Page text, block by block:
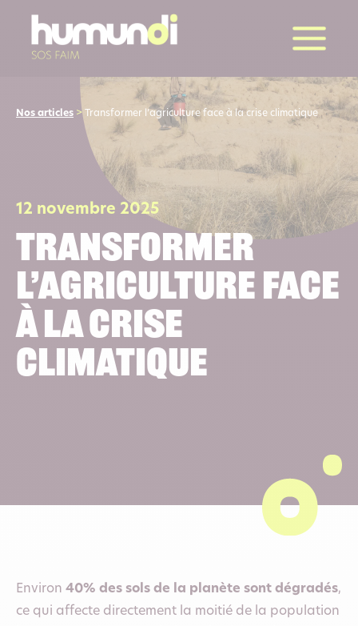
Nos articles > Transformer l’agriculture face à la crise climatique
12 novembre 2025
Transformer
l’agriculture face
à la crise
climatique
Environ 40% des sols de la planète sont dégradés,
ce qui affecte directement la moitié de la population